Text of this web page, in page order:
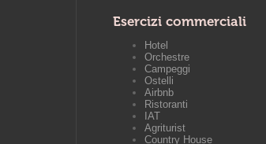
Esercizi commerciali
Hotel
Orchestre
Campeggi
Ostelli
Airbnb
Ristoranti
IAT
Agriturist
Country House